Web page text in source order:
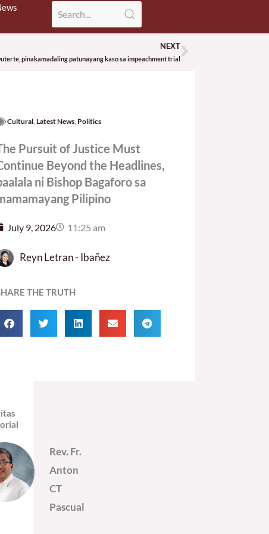
NEXT
pinakamadaling patunayang kaso sa impeachment trialNext
Cultural, Latest News, Politics
Pursuit of Justice Must
Beyond the Headlines,
ni Bishop Bagaforo sa
Pilipino
July 9, 2026 11:25 am
Reyn Letran - Ibañez
THE TRUTH
Rev. Fr.
Anton
CT
Pascual